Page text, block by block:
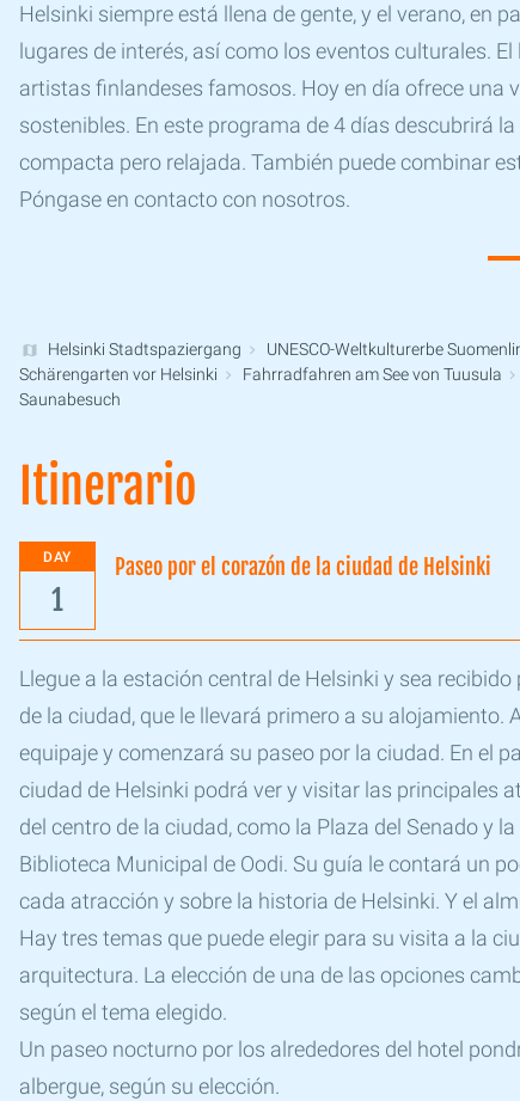
Helsinki siempre está llena de gente, y el verano, en
lugares de interés, así como los eventos culturales.
artistas finlandeses famosos. Hoy en día ofrece una
sostenibles. En este programa de 4 días descubrirá
compacta pero relajada. También puede combinar
Póngase en contacto con nosotros.
Helsinki Stadtspaziergang UNESCO-Weltkulturerbe
Schärengarten vor Helsinki
Fahrradfahren am See von Tuusula
Saunabesuch
Itinerario
DAY
1
Paseo por el corazón de la ciudad de Helsinki
Llegue a la estación central de Helsinki y sea recibido
de la ciudad, que le llevará primero a su alojamiento.
equipaje y comenzará su paseo por la ciudad. En el
ciudad de Helsinki podrá ver y visitar las principales
del centro de la ciudad, como la Plaza del Senado y la
Biblioteca Municipal de Oodi. Su guía le contará un
cada atracción y sobre la historia de Helsinki. Y el
Hay tres temas que puede elegir para su visita a la
arquitectura. La elección de una de las opciones
según el tema elegido.
Un paseo nocturno por los alrededores del hotel
albergue, según su elección.